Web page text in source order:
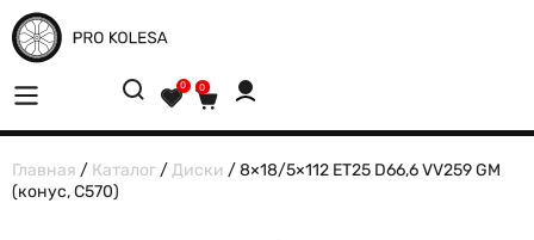
0 0
Главная / Каталог /Диски / 8×18/5×112 ET25 D66,6 VV259 GM
(конус, C570)